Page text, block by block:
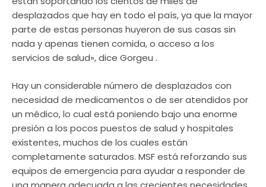
desplazados que hay en todo el país, ya que la mayor
parte de estas personas huyeron de sus casas sin
nada y apenas tienen comida, o acceso a los
servicios de salud», dice Gorgeu .
Hay un considerable número de desplazados con
necesidad de medicamentos o de ser atendidos por
un médico, lo cual está poniendo bajo una enorme
presión a los pocos puestos de salud y hospitales
existentes, muchos de los cuales están
completamente saturados. MSF está reforzando sus
equipos de emergencia para ayudar a responder de